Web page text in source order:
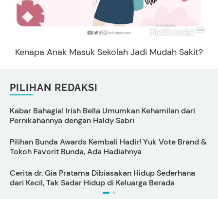
Kenapa Anak Masuk Sekolah Jadi Mudah Sakit?
PILIHAN REDAKSI
Kabar Bahagia! Irish Bella Umumkan Kehamilan dari
Pernikahannya dengan Haldy Sabri
Pilihan Bunda Awards Kembali Hadir! Yuk Vote Brand &
Tokoh Favorit Bunda, Ada Hadiahnya
Cerita dr. Gia Pratama Dibiasakan Hidup Sederhana
dari Kecil, Tak Sadar Hidup di Keluarga Berada